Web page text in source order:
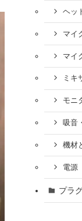
ヘッ
マイ
マイ
ミキ
モニ
吸音
機材
電源
プラ